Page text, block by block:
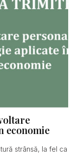
economie
strânsă, la fel ca